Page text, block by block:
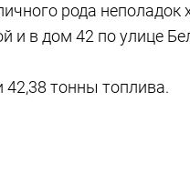
рода неполадок
и в дом 42 по улице
42,38 тонны топлива.